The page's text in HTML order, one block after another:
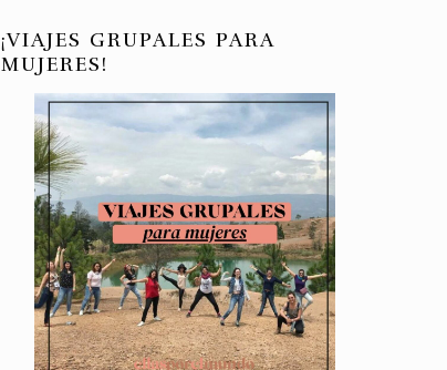
¡VIAJES GRUPALES PARA
MUJERES!